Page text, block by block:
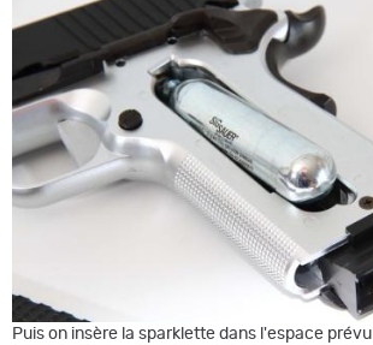
Puis on insère la sparklette dans l'espace prévu